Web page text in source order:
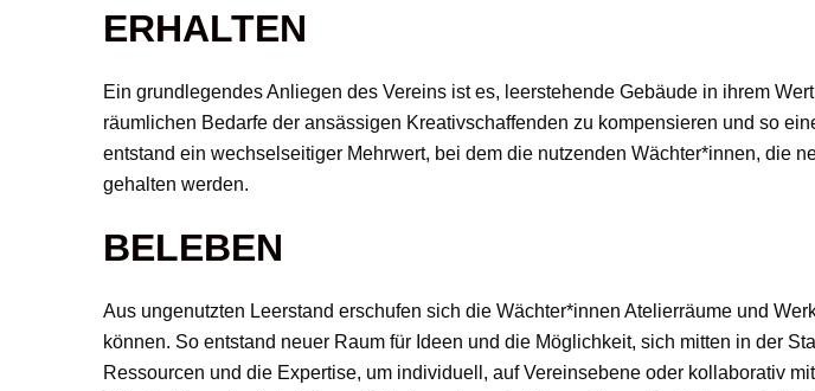
ERHALTEN
Ein grundlegendes Anliegen des Vereins ist es, leerstehende Gebäude in ihrem
räumlichen Bedarfe der ansässigen Kreativschaffenden zu kompensieren und so
entstand ein wechselseitiger Mehrwert, bei dem die nutzenden Wächter*innen, die
gehalten werden.
BELEBEN
Aus ungenutzten Leerstand erschufen sich die Wächter*innen Atelierräume und
können. So entstand neuer Raum für Ideen und die Möglichkeit, sich mitten in der
Ressourcen und die Expertise, um individuell, auf Vereinsebene oder kollaborativ